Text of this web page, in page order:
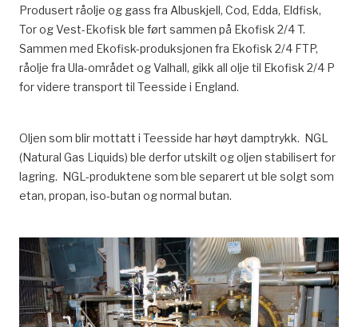
Produsert råolje og gass fra Albuskjell, Cod, Edda, Eldfisk,
Tor og Vest-Ekofisk ble ført sammen på Ekofisk 2/4 T.
Sammen med Ekofisk-produksjonen fra Ekofisk 2/4 FTP,
råolje fra Ula-området og Valhall, gikk all olje til Ekofisk 2/4 P
for videre transport til Teesside i England.
Oljen som blir mottatt i Teesside har høyt damptrykk. NGL
(Natural Gas Liquids) ble derfor utskilt og oljen stabilisert for
lagring. NGL-produktene som ble separert ut ble solgt som
etan, propan, iso-butan og normal butan.